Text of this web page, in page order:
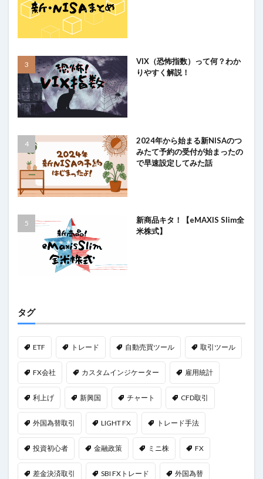
VIX（恐怖指数）って何？わか
りやすく解説！
2024年から始まる新NISAのつ
みたて予約の受付が始まったの
で早速設定してみた話
新商品キタ！【eMAXIS Slim全
米株式】
タグ
ETF トレード 自動売買ツール 取引ツール
FX会社 カスタムインジケーター 雇用統計
利上げ 新興国 チャート CFD取引
外国為替取引 LIGHT FX トレード手法
投資初心者 金融政策 ミニ株 FX
差金決済取引 SBI FXトレード 外国為替